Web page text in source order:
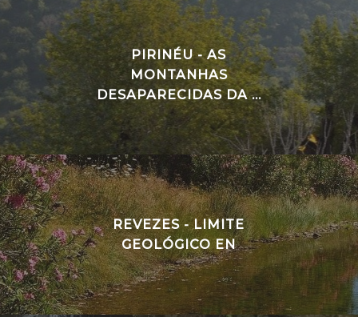
PIRINÉU - AS
MONTANHAS
DESAPARECIDAS DA ...
REVEZES - LIMITE
GEOLÓGICO EN